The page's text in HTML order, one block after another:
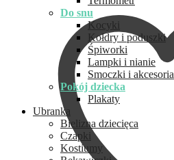
Do snu
Kocyki
Kołdry i poduszki
Śpiworki
Lampki i nianie
Smoczki i akcesoria
Pokój dziecka
Plakaty
Ubranka
Bielizna dziecięca
Czapki
Kostiumy